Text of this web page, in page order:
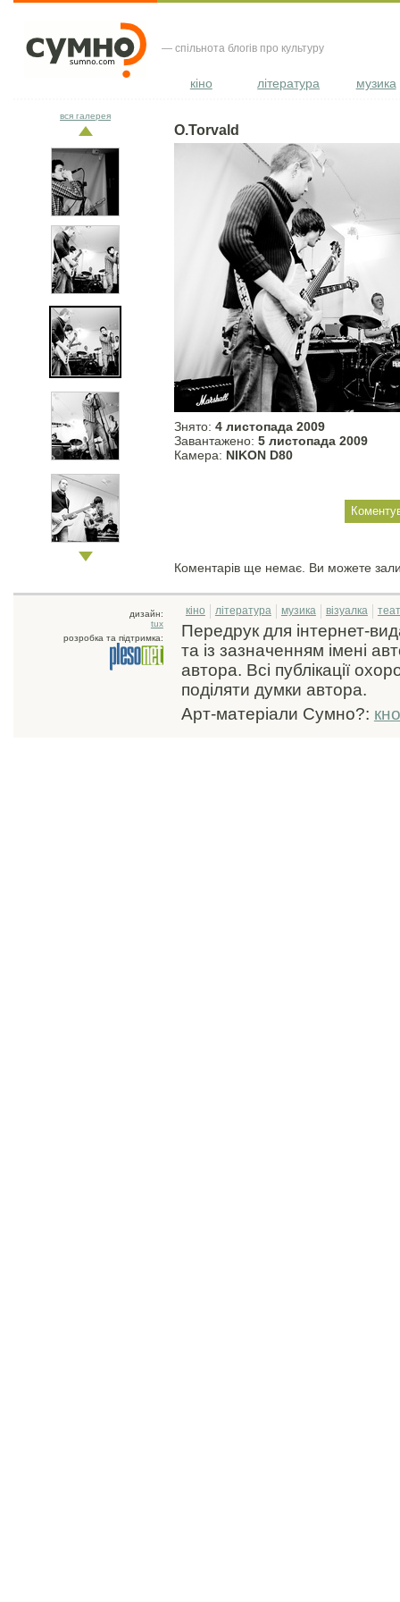
— спільнота блогів про культуру
кіно література музика
O.Torvald
Знято: 4 листопада 2009
Завантажено: 5 листопада 2009
Камера: NIKON D80
Коментарів ще немає. Ви можете
вся галерея
дизайн:
tux
розробка та підтримка:
кіно література музика візуалка
Передрук для інтернет-
та із зазначенням імені
автора. Всі публікації
поділяти думки автора.
Арт-матеріали Сумно?: